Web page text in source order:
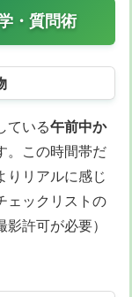
・質問術
ている午前中か
。この時間帯だ
りリアルに感じ
ェックリストの
許可が必要）